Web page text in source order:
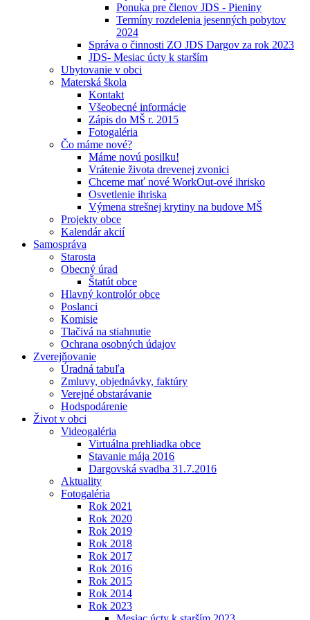
Ponuka pre členov JDS - Pieniny
Termíny rozdelenia jesenných pobytov
2024
Správa o činnosti ZO JDS Dargov za rok 2023
JDS- Mesiac úcty k starším
Ubytovanie v obci
Materská škola
Kontakt
Všeobecné informácie
Zápis do MŠ r. 2015
Fotogaléria
Čo máme nové?
Máme novú posilku!
Vrátenie života drevenej zvonici
Chceme mať nové WorkOut-ové ihrisko
Osvetlenie ihriska
Výmena strešnej krytiny na budove MŠ
Projekty obce
Kalendár akcií
Samospráva
Starosta
Obecný úrad
Štatút obce
Hlavný kontrolór obce
Poslanci
Komisie
Tlačivá na stiahnutie
Ochrana osobných údajov
Zverejňovanie
Úradná tabuľa
Zmluvy, objednávky, faktúry
Verejné obstarávanie
Hodspodárenie
Život v obci
Videogaléria
Virtuálna prehliadka obce
Stavanie mája 2016
Dargovská svadba 31.7.2016
Aktuality
Fotogaléria
Rok 2021
Rok 2020
Rok 2019
Rok 2018
Rok 2017
Rok 2016
Rok 2015
Rok 2014
Rok 2023